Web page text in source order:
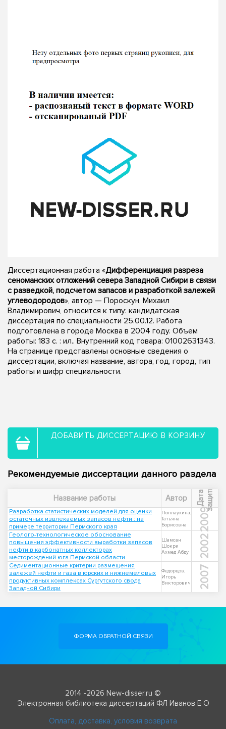
Диссертационная работа «Дифференциация разреза
сеноманских отложений севера Западной Сибири в связи
с разведкой, подсчетом запасов и разработкой залежей
углеводородов», автор — Пороскун, Михаил
Владимирович, относится к типу: кандидатская
диссертация по специальности 25.00.12. Работа
подготовлена в городе Москва в 2004 году. Объем
работы: 183 с. : ил.. Внутренний код товара: 01002631343.
На странице представлены основные сведения о
диссертации, включая название, автора, год, город, тип
работы и шифр специальности.
ДОБАВИТЬ ДИССЕРТАЦИЮ В КОРЗИНУ
Рекомендуемые диссертации данного раздела
Название работы Автор Д
а
т
а
з
а
щ
и
т ы
Разработка статистических моделей для оценки
остаточных извлекаемых запасов нефти : на
примере территории Пермского края
Поплаухина,
Татьяна
Борисовна
2009
Геолого-технологическое обоснование
повышения эффективности выработки запасов
нефти в карбонатных коллекторах
месторождений юга Пермской области
Шамсан
Шокри
Ахмед Абду
2002
Седиментационные критерии размещения
залежей нефти и газа в юрских и нижнемеловых
продуктивных комплексах Сургутского свода
Западной Сибири
Федорцов,
Игорь
Викторович
2007
ФОРМА ОБРАТНОЙ СВЯЗИ
2014 -2026 New-disser.ru ©
Электронная библиотека диссертаций ФЛ Иванов Е О
Оплата, доставка, условия возврата